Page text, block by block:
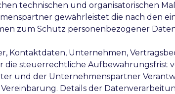
technischen und organisatorischen
gewährleistet die nach den
zum Schutz personenbezogener
Kontaktdaten, Unternehmen,
die steuerrechtliche Aufbewahrungsfrist
und der Unternehmenspartner
Details der